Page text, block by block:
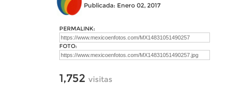
Publicada: Enero 02, 2017
PERMALINK:
FOTO:
1,752 visitas